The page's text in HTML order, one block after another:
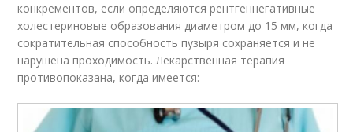
конкрементов, если определяются рентгеннегативные
холестериновые образования диаметром до 15 мм, когда
сократительная способность пузыря сохраняется и не
нарушена проходимость. Лекарственная терапия
противопоказана, когда имеется: